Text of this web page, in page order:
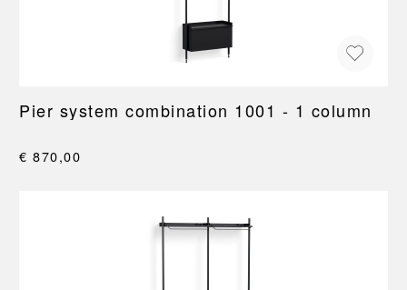
Pier system combination 1001 - 1 column
€ 870,00